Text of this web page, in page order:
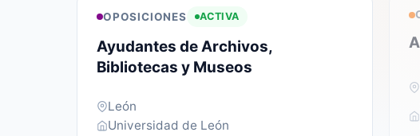
OPOSICIONES ACTIVA
Ayudantes de Archivos,
Bibliotecas y Museos
León
Universidad de León